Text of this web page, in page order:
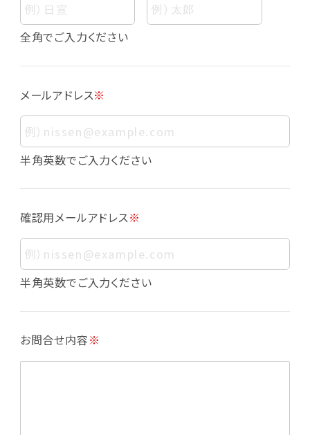
個人情報
個人情報とは、お客様個人に関する情報であっ
て、当該情報を構成する氏名、住所、電話番号、
す。また、その情報のみでは識別できない場合で
も、他の情報と容易に照合することで、結果的に
お客様個人を識別できるものも個人情報に含ま
れます。
個人情報の利用目的について
下の通りであり、これらの目的達成の範囲を超
えてお客様の個人情報を利用することはありま
せん。
・会員登録者の個人認証
・会員ポイントプログラムの運営
・メールマガジンの配信
・本サービスに関する規約等の変更の通知
全角でご入力ください
メールアドレス※
半角英数でご入力ください
確認用メールアドレス※
半角英数でご入力ください
お問合せ内容※